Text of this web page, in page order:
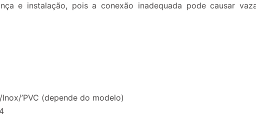
e instalação, pois a conexão inadequada pode causar
’PVC (depende do modelo)